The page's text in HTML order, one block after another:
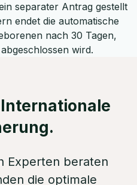
separater Antrag gestellt
endet die automatische
nach 30 Tagen,
wird.
Experten beraten
die optimale